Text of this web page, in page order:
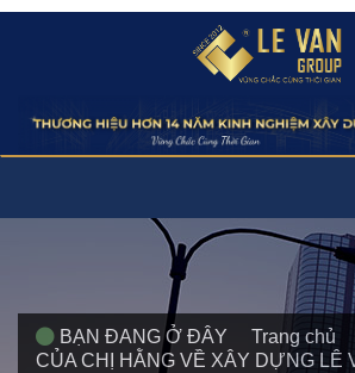
BẠN ĐANG Ở ĐÂY Trang chủ
CỦA CHỊ HẰNG VỀ XÂY DỰNG LÊ